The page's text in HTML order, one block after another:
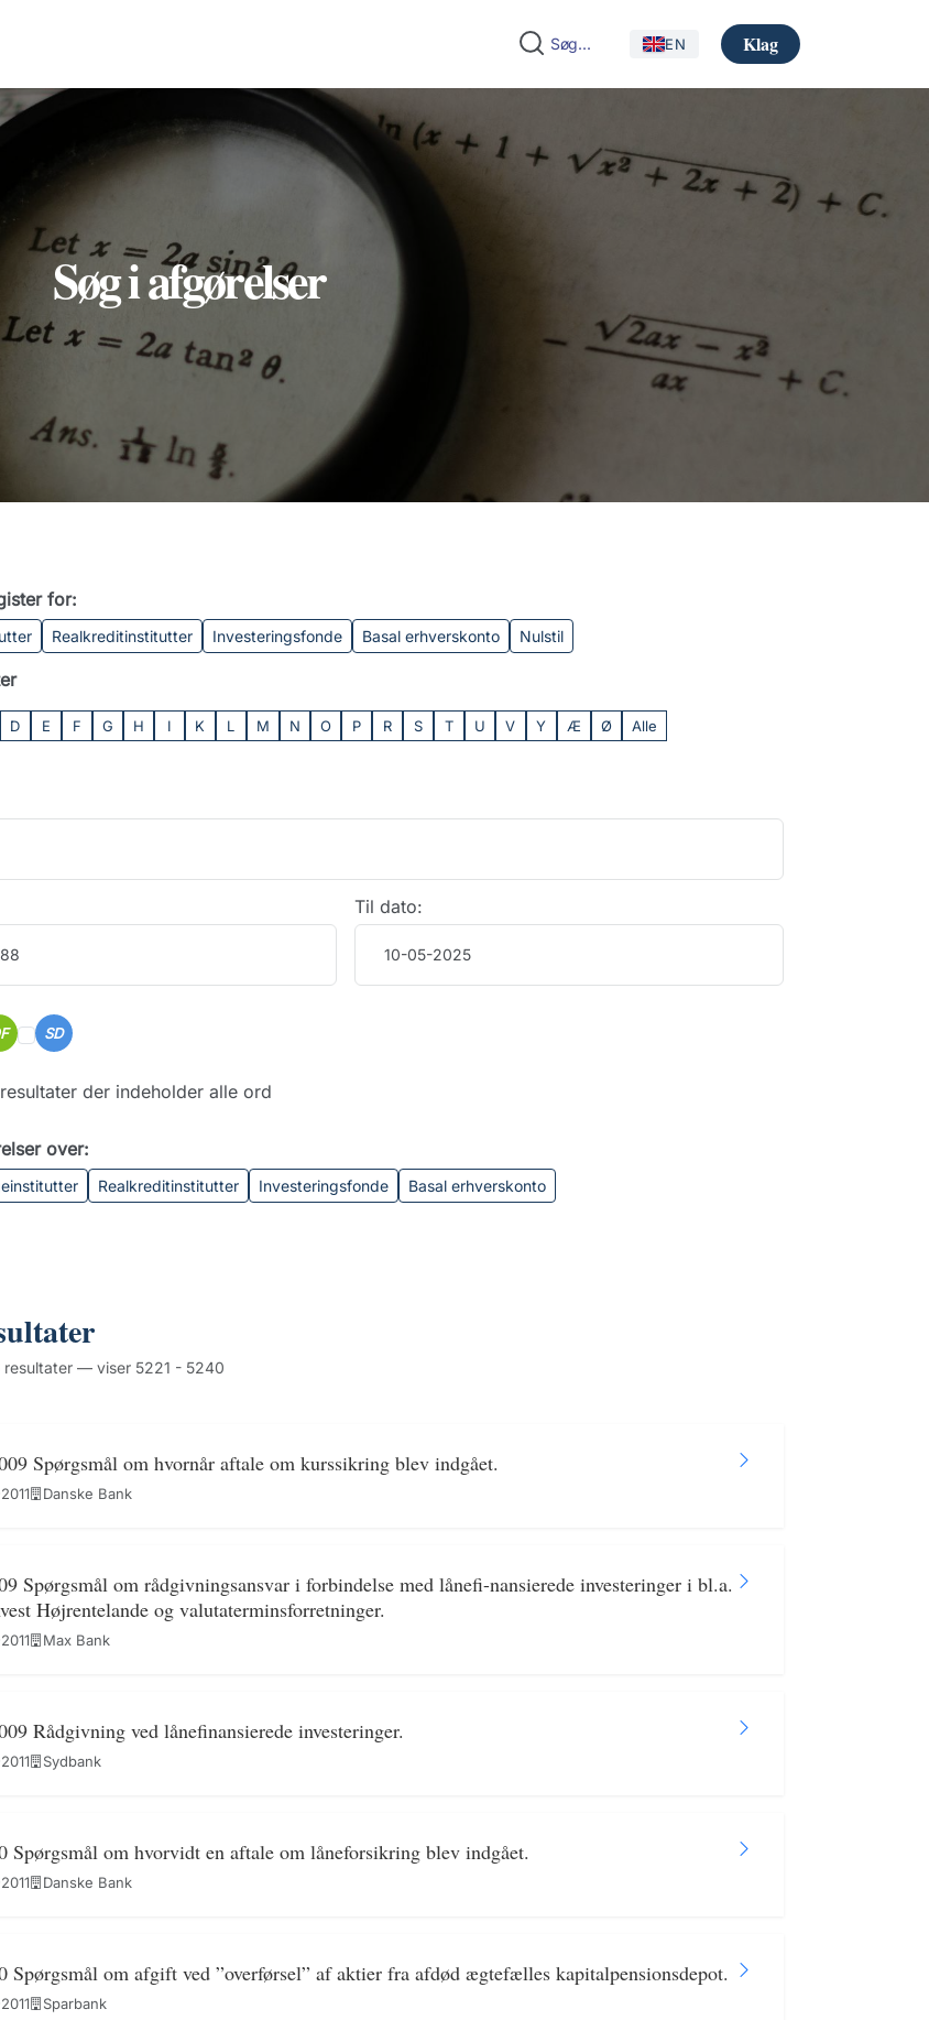
EN Klag
Søg i afgørelser
for:
Realkreditinstitutter Investeringsfonde Basal erhverskonto Nulstil
D E F G H I K L M N O P R S T U V Y Æ Ø Alle
Til dato:
SD
der indeholder alle ord
over:
Realkreditinstitutter Investeringsfonde Basal erhverskonto
resultater — viser 5221 - 5240
Spørgsmål om hvornår aftale om kurssikring blev indgået.
Danske Bank
Spørgsmål om rådgivningsansvar i forbindelse med lånefi-nansierede investeringer i bl.a.
Højrentelande og valutaterminsforretninger.
Max Bank
Rådgivning ved lånefinansierede investeringer.
Sydbank
Spørgsmål om hvorvidt en aftale om låneforsikring blev indgået.
Danske Bank
Spørgsmål om afgift ved ”overførsel” af aktier fra afdød ægtefælles kapitalpensionsdepot.
Sparbank